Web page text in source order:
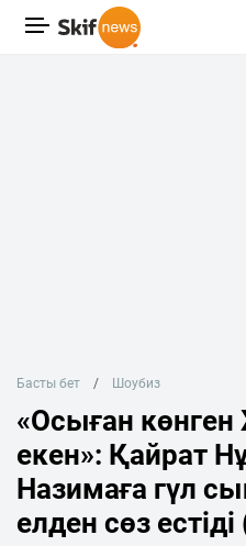
Басты бет Шоубиз
«Осыған
екен»: Қайрат
Назимаға гүл
елден сөз